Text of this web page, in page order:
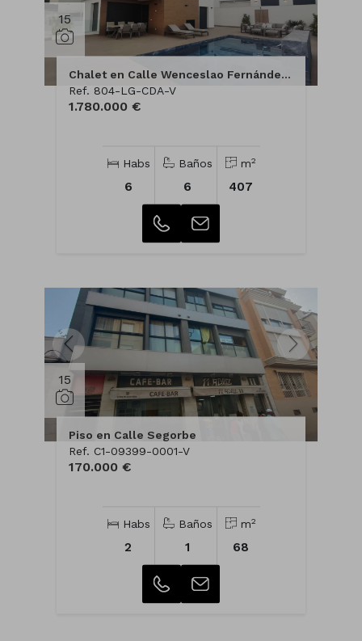
15
Chalet en Calle Wenceslao Fernández Flores
Ref. 804-LG-CDA-V
1.780.000 €
Habs
6
Baños
6
m2
407
15
Piso en Calle Segorbe
Ref. C1-09399-0001-V
170.000 €
Habs
2
Baños
1
m2
68